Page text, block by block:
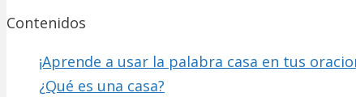
Contenidos
¡Aprende a usar la palabra casa en tus
¿Qué es una casa?